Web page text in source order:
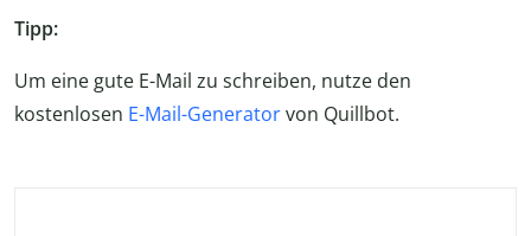
Tipp:
Um eine gute E-Mail zu schreiben, nutze den
kostenlosen E-Mail-Generatorvon Quillbot.